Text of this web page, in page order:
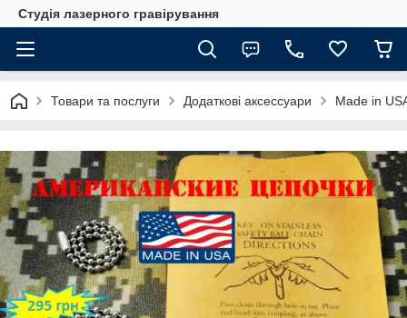
Студія лазерного гравірування
Товари та послуги Додаткові аксессуари Made in